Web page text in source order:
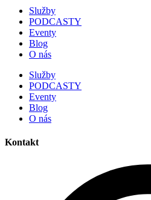
Služby
PODCASTY
Eventy
Blog
O nás
Služby
PODCASTY
Eventy
Blog
O nás
Kontakt